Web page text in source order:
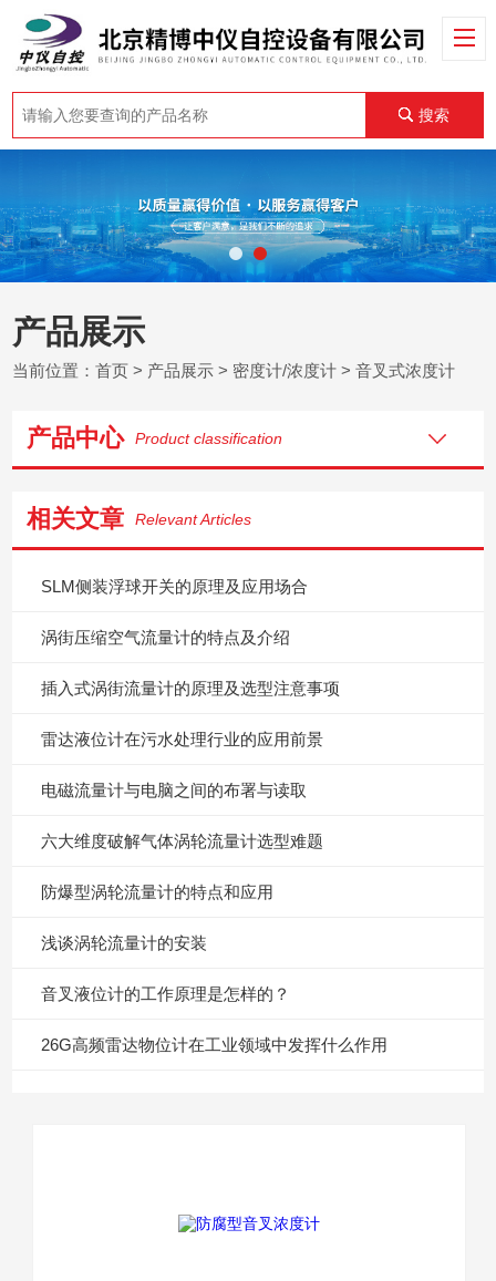
搜索
产品展示
当前位置：首页 > 产品展示 > 密度计/浓度计 >音叉式浓度计
产品中心 Product classification
相关文章 Relevant Articles
SLM侧装浮球开关的原理及应用场合
涡街压缩空气流量计的特点及介绍
插入式涡街流量计的原理及选型注意事项
雷达液位计在污水处理行业的应用前景
电磁流量计与电脑之间的布署与读取
六大维度破解气体涡轮流量计选型难题
防爆型涡轮流量计的特点和应用
浅谈涡轮流量计的安装
音叉液位计的工作原理是怎样的？
26G高频雷达物位计在工业领域中发挥什么作用